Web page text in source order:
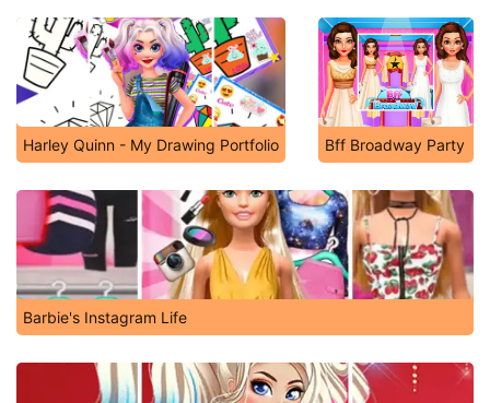
Harley Quinn - My Drawing Portfolio Bff Broadway Party
Barbie's Instagram Life